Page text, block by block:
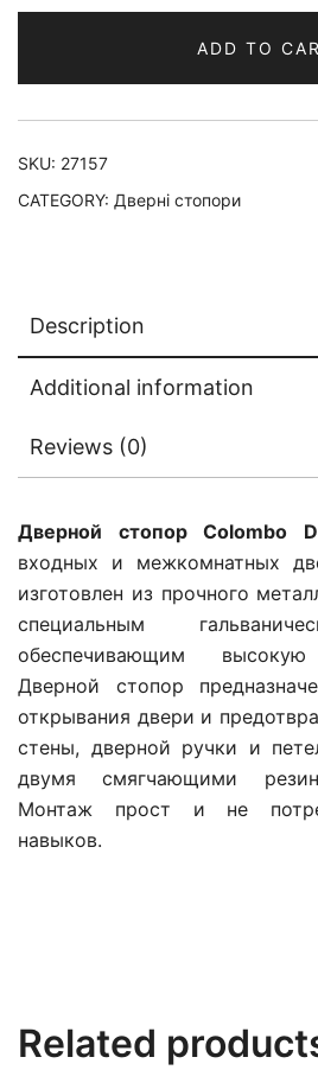
ADD TO
SKU: 27157
CATEGORY: Дверні стопори
Description
Additional information
Reviews (0)
Дверной стопор Colombo
входных и межкомнатных
изготовлен из прочного
специальным
обеспечивающим высокую
Дверной стопор
открывания двери и
стены, дверной ручки и
двумя смягчающими
Монтаж прост и не
навыков.
Related